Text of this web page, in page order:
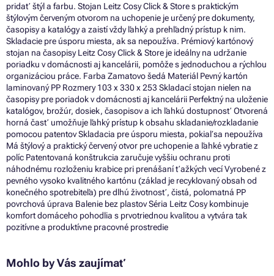
pridať štýl a farbu. Stojan Leitz Cosy Click & Store s praktickým
štýlovým červeným otvorom na uchopenie je určený pre dokumenty,
časopisy a katalógy a zaistí vždy ľahký a prehľadný prístup k nim.
Skladacie pre úsporu miesta, ak sa nepoužíva. Prémiový kartónový
stojan na časopisy Leitz Cosy Click & Store je ideálny na udržanie
poriadku v domácnosti aj kancelárii, pomôže s jednoduchou a rýchlou
organizáciou práce. Farba Zamatovo šedá Materiál Pevný kartón
laminovaný PP Rozmery 103 x 330 x 253 Skladací stojan nielen na
časopisy pre poriadok v domácnosti aj kancelárii Perfektný na uloženie
katalógov, brožúr, dosiek, časopisov a ich ľahkú dostupnosť Otvorená
horná časť umožňuje ľahký prístup k obsahu skladanie/rozkladanie
pomocou patentov Skladacia pre úsporu miesta, pokiaľ sa nepoužíva
Má štýlový a praktický červený otvor pre uchopenie a ľahké vybratie z
políc Patentovaná konštrukcia zaručuje vyššiu ochranu proti
náhodnému rozloženiu krabice pri prenášaní ťažkých vecí Vyrobené z
pevného vysoko kvalitného kartónu (základ je recyklovaný obsah od
konečného spotrebiteľa) pre dlhú životnosť, čistá, polomatná PP
povrchová úprava Balenie bez plastov Séria Leitz Cosy kombinuje
komfort domáceho pohodlia s prvotriednou kvalitou a vytvára tak
pozitívne a produktívne pracovné prostredie
Mohlo by Vás zaujímať